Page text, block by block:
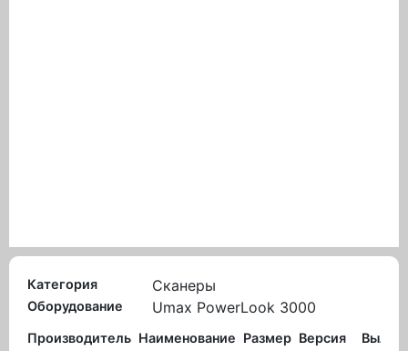
Категория Сканеры
Оборудование Umax PowerLook 3000
Производитель Наименование Размер Версия